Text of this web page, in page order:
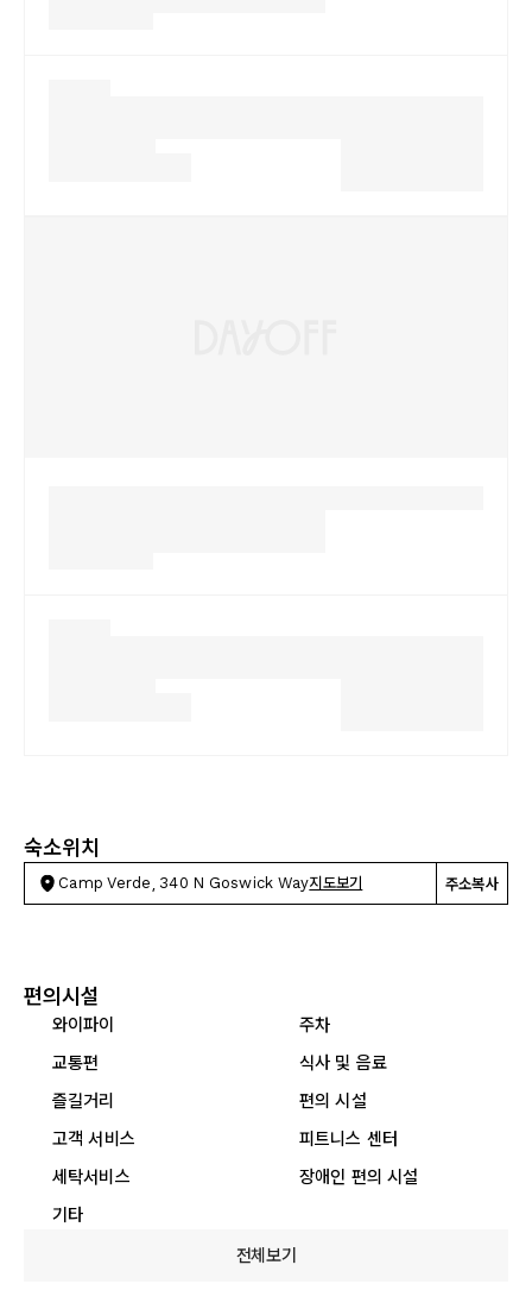
숙소위치
Camp Verde, 340 N Goswick Way지도보기 주소복사
편의시설
와이파이
주차
교통편
식사 및 음료
즐길거리
편의 시설
고객 서비스
피트니스 센터
세탁서비스
장애인 편의 시설
기타
전체보기